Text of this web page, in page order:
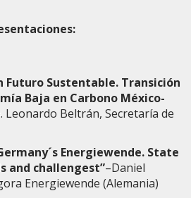
Futuro Sustentable. Transición
Baja en Carbono México-
Leonardo Beltrán, Secretaría de
Energiewende. State
and challengest”–Daniel
Energiewende (Alemania)